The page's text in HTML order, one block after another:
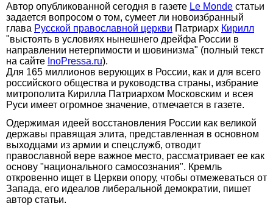
Автор опубликованной сегодня в газете Le Monde статьи
задается вопросом о том, сумеет ли новоизбранный
глава Русской православной церкви Патриарх Кирилл
"выстоять в условиях нынешнего дрейфа России в
направлении нетерпимости и шовинизма" (полный текст
на сайте InoPressa.ru).
Для 165 миллионов верующих в России, как и для всего
российского общества и руководства страны, избрание
митрополита Кирилла Патриархом Московским и всея
Руси имеет огромное значение, отмечается в газете.
Одержимая идеей восстановления России как великой
державы правящая элита, представленная в основном
выходцами из армии и спецслужб, отводит
православной вере важное место, рассматривает ее как
основу "национального самосознания". Кремль
откровенно ищет в Церкви опору, чтобы отмежеваться от
Запада, его идеалов либеральной демократии, пишет
автор статьи.